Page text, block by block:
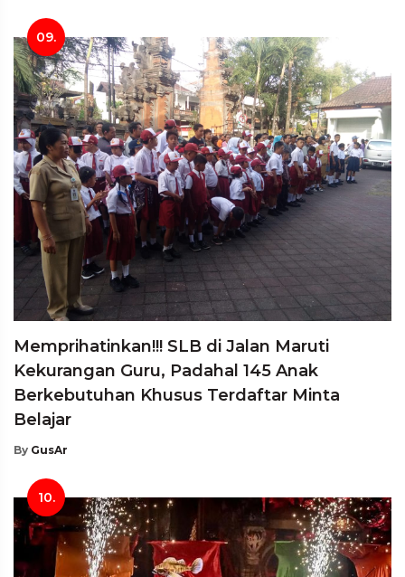
09.
Memprihatinkan!!! SLB di Jalan Maruti
Kekurangan Guru, Padahal 145 Anak
Berkebutuhan Khusus Terdaftar Minta
Belajar
By GusAr
10.